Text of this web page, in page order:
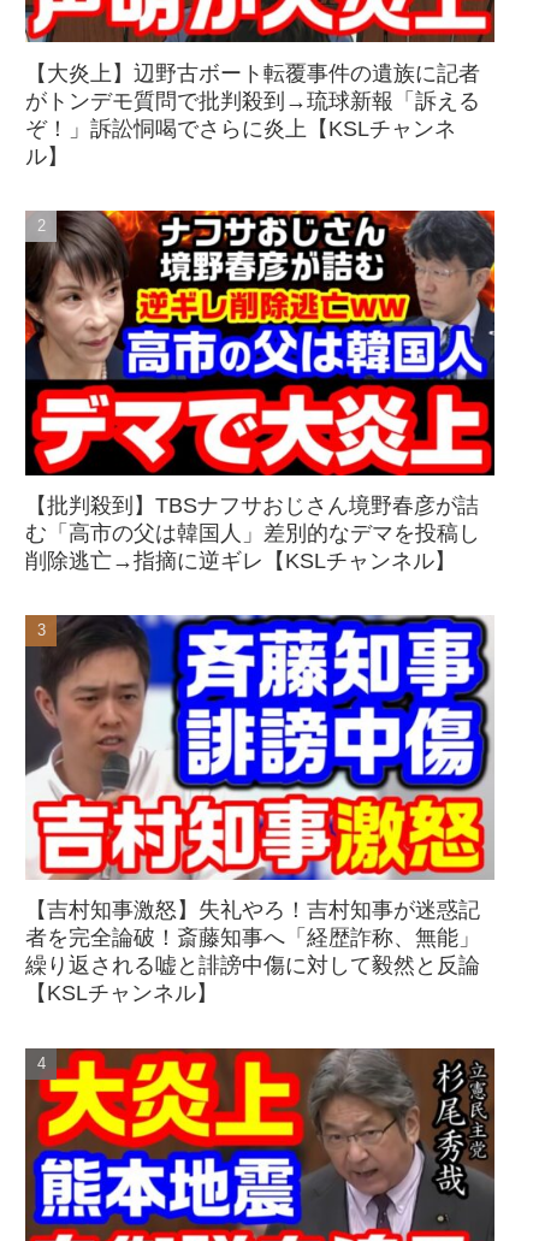
【大炎上】辺野古ボート転覆事件の遺族に記者
がトンデモ質問で批判殺到→琉球新報「訴える
ぞ！」訴訟恫喝でさらに炎上【KSLチャンネ
ル】
【批判殺到】TBSナフサおじさん境野春彦が詰
む「高市の父は韓国人」差別的なデマを投稿し
削除逃亡→指摘に逆ギレ【KSLチャンネル】
【吉村知事激怒】失礼やろ！吉村知事が迷惑記
者を完全論破！斎藤知事へ「経歴詐称、無能」
繰り返される嘘と誹謗中傷に対して毅然と反論
【KSLチャンネル】